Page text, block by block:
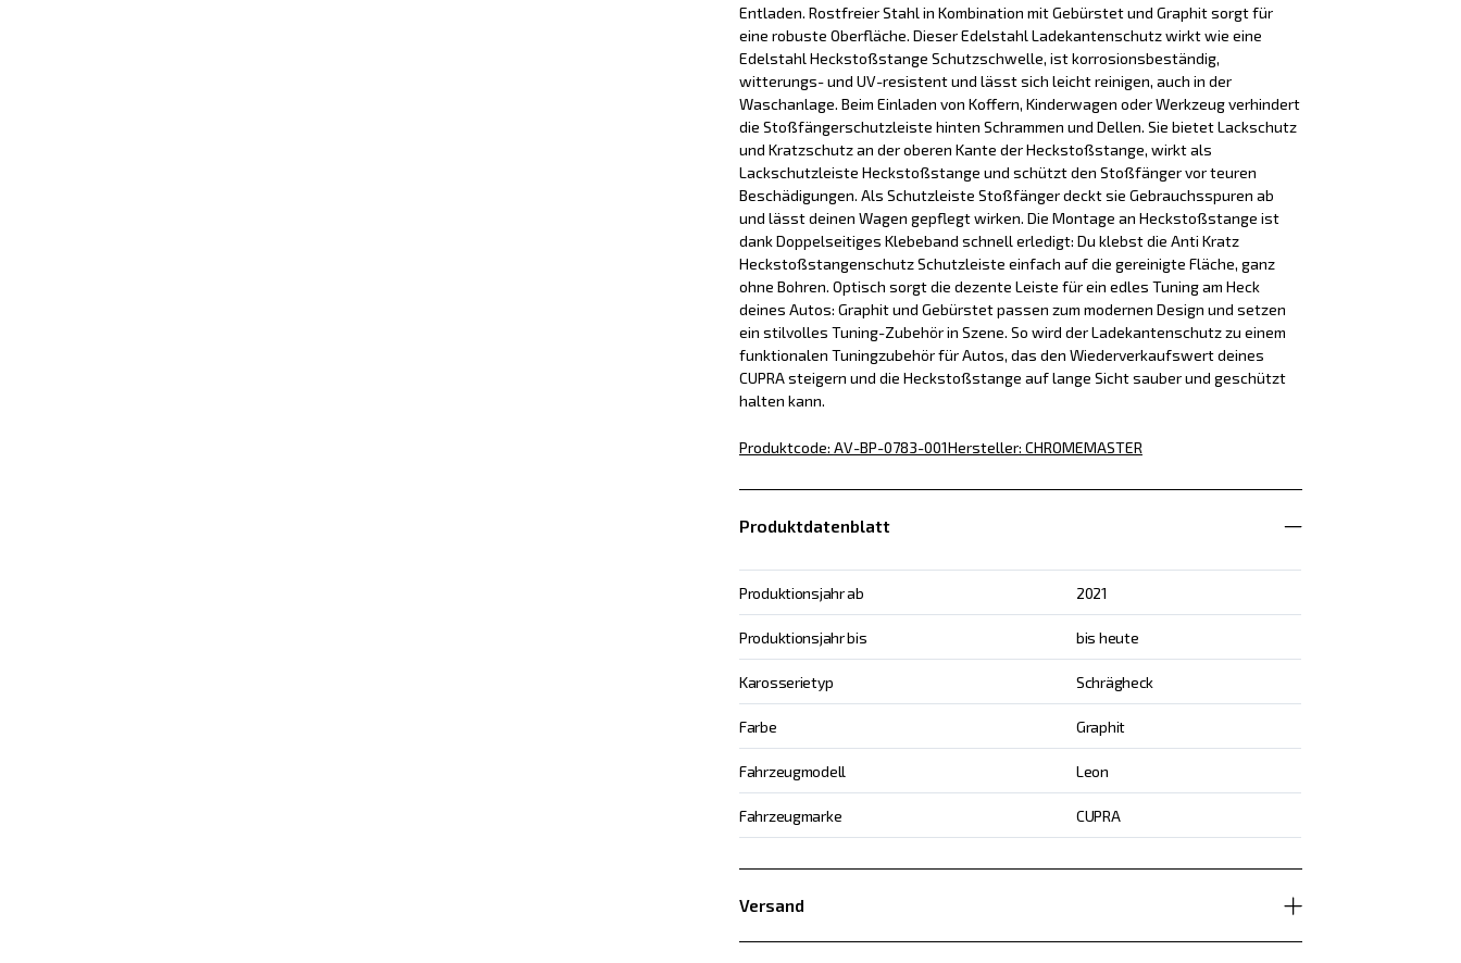
Entladen. Rostfreier Stahl in Kombination mit Gebürstet und Graphit sorgt für
eine robuste Oberfläche. Dieser Edelstahl Ladekantenschutz wirkt wie eine
Edelstahl Heckstoßstange Schutzschwelle, ist korrosionsbeständig,
witterungs- und UV-resistent und lässt sich leicht reinigen, auch in der
Waschanlage. Beim Einladen von Koffern, Kinderwagen oder Werkzeug verhindert
die Stoßfängerschutzleiste hinten Schrammen und Dellen. Sie bietet Lackschutz
und Kratzschutz an der oberen Kante der Heckstoßstange, wirkt als
Lackschutzleiste Heckstoßstange und schützt den Stoßfänger vor teuren
Beschädigungen. Als Schutzleiste Stoßfänger deckt sie Gebrauchsspuren ab
und lässt deinen Wagen gepflegt wirken. Die Montage an Heckstoßstange ist
dank Doppelseitiges Klebeband schnell erledigt: Du klebst die Anti Kratz
Heckstoßstangenschutz Schutzleiste einfach auf die gereinigte Fläche, ganz
ohne Bohren. Optisch sorgt die dezente Leiste für ein edles Tuning am Heck
deines Autos: Graphit und Gebürstet passen zum modernen Design und setzen
ein stilvolles Tuning-Zubehör in Szene. So wird der Ladekantenschutz zu einem
funktionalen Tuningzubehör für Autos, das den Wiederverkaufswert deines
CUPRA steigern und die Heckstoßstange auf lange Sicht sauber und geschützt
halten kann.
Produktcode: AV-BP-0783-001Hersteller: CHROMEMASTER
Produktdatenblatt
Produktionsjahr ab 2021
Produktionsjahr bis bis heute
Karosserietyp Schrägheck
Farbe Graphit
Fahrzeugmodell Leon
Fahrzeugmarke CUPRA
Versand